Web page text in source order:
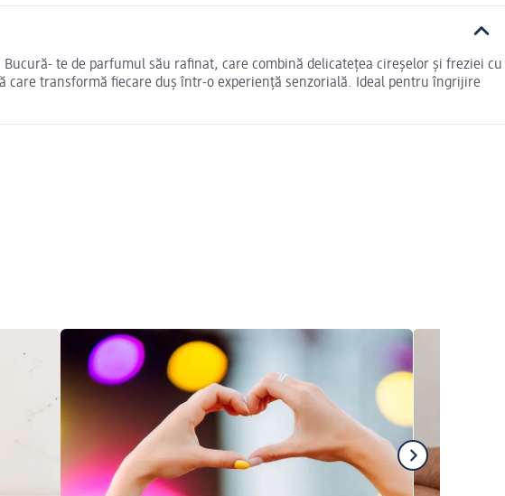
te de parfumul său rafinat, care combină delicatețea cireșelor și freziei cu
transformă fiecare duș într-o experiență senzorială. Ideal pentru îngrijire